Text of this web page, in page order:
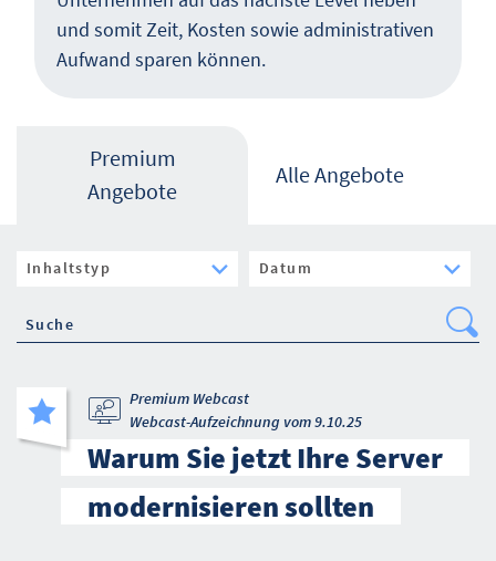
und somit Zeit, Kosten sowie administrativen
Aufwand sparen können.
Premium
Angebote
Alle Angebote
Premium Webcast
Webcast-Aufzeichnung vom 9.10.25
Warum Sie jetzt Ihre Server
modernisieren sollten